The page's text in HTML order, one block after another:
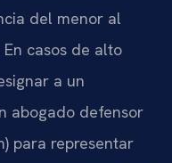
del menor al
casos de alto
a un
abogado defensor
para representar